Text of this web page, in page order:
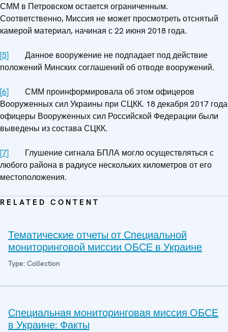
СММ в Петровском остается ограниченным.
Соответственно, Миссия не может просмотреть отснятый
камерой материал, начиная с 22 июня 2018 года.
[5] Данное вооружение не подпадает под действие
положений Минских соглашений об отводе вооружений.
[6] СММ проинформировала об этом офицеров
Вооруженных сил Украины при СЦКК. 18 декабря 2017 года
офицеры Вооруженных сил Российской Федерации были
выведены из состава СЦКК.
[7] Глушение сигнала БПЛА могло осуществляться с
любого района в радиусе нескольких километров от его
местоположения.
RELATED CONTENT
Тематические отчеты от Специальной
мониторинговой миссии ОБСЕ в Украине
Type: Collection
Специальная мониторинговая миссия ОБСЕ
в Украине: Факты